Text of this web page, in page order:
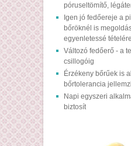
póruseltömítő,
Igen jó fedőereje a
bőröknél is
egyenletessé tételére
Változó fedőerő - a
csillogóig
Érzékeny bőrűek is
bőrtolerancia
Napi egyszeri
biztosít